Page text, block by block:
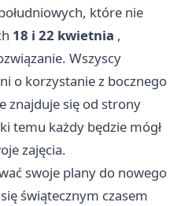
które nie
18 i 22 kwietnia ,
Wszyscy
o korzystanie z bocznego
znajduje się od strony
temu każdy będzie mógł
zajęcia.
swoje plany do nowego
świątecznym czasem